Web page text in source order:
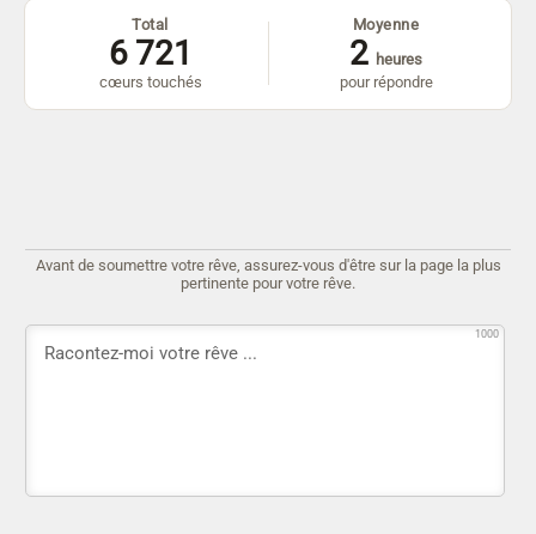
Total
6 721
cœurs touchés
Moyenne
2 heures
pour répondre
Avant de soumettre votre rêve, assurez-vous d'être sur la page la plus
pertinente pour votre rêve.
1000